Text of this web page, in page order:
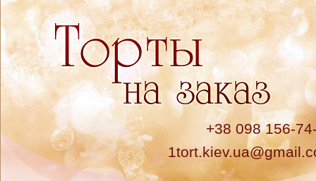
+38 098 156-